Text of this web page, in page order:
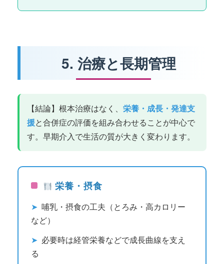
5. 治療と長期管理
【結論】根本治療はなく、 栄養・成長・発達支
援と合併症の評価を組み合わせることが中心で
す。早期介入で生活の質が大きく変わります。
栄養・摂食
➤ 哺乳・摂食の工夫（とろみ・高カロリー
など）
➤ 必要時は経管栄養などで成長曲線を支え
る